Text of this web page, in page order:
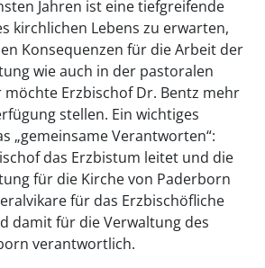
Jahren ist eine tiefgreifende
kirchlichen Lebens zu erwarten,
Konsequenzen für die Arbeit der
wie auch in der pastoralen
möchte Erzbischof Dr. Bentz mehr
stellen. Ein wichtiges
„gemeinsame Verantworten“:
das Erzbistum leitet und die
für die Kirche von Paderborn
für das Erzbischöfliche
damit für die Verwaltung des
verantwortlich.